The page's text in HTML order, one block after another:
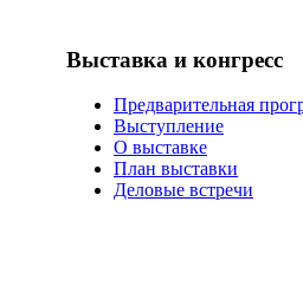
Выставка и конгресс
Предварительная
Выступление
О выставке
План выставки
Деловые встречи